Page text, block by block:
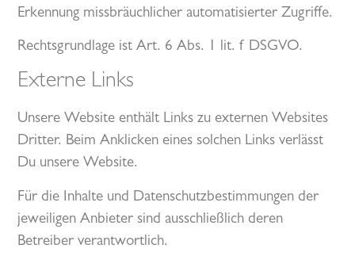
Erkennung missbräuchlicher automatisierter Zugriffe.
Rechtsgrundlage ist Art. 6 Abs. 1 lit. f DSGVO.
Externe Links
Unsere Website enthält Links zu externen Websites
Dritter. Beim Anklicken eines solchen Links verlässt
Du unsere Website.
Für die Inhalte und Datenschutzbestimmungen der
jeweiligen Anbieter sind ausschließlich deren
Betreiber verantwortlich.